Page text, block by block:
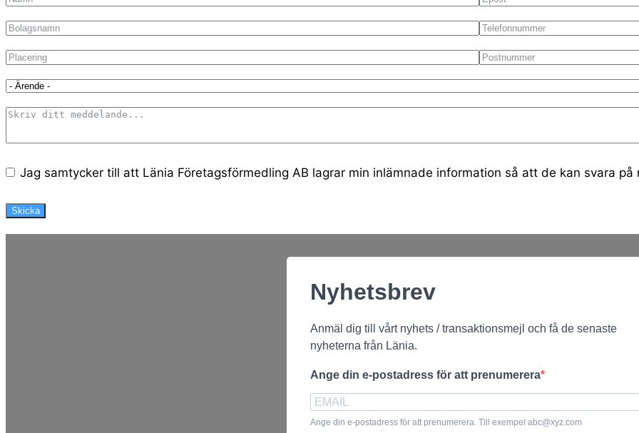
Jag samtycker till att Länia Företagsförmedling AB lagrar min inlämnade information så att de kan svara på
Skicka
Nyhetsbrev
Anmäl dig till vårt nyhets / transaktionsmejl och få de senaste
nyheterna från Länia.
Ange din e-postadress för att prenumerera
Ange din e-postadress för att prenumerera. Till exempel abc@xyz.com